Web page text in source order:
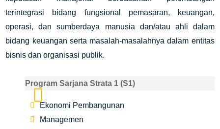
terintegrasi bidang fungsional pemasaran, keuangan,
operasi, dan sumberdaya manusia dan/atau ahli dalam
bidang keuangan serta masalah-masalahnya dalam entitas
bisnis dan organisasi publik.
Program Sarjana Strata 1 (S1)
Ekonomi Pembangunan
Managemen